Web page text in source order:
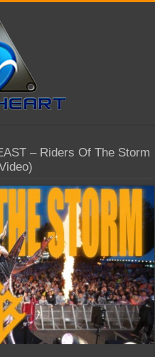
– Riders Of The Storm